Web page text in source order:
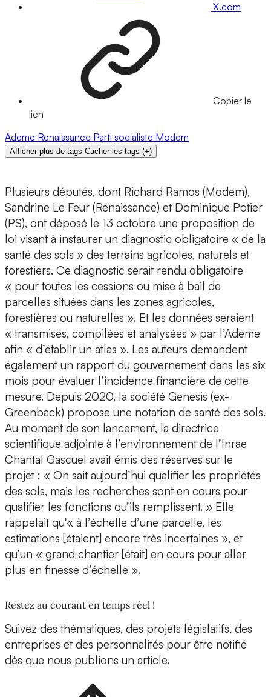
X.com
Copier le
lien
Ademe Renaissance Parti socialiste Modem
Afficher plus de tags Cacher les tags (+)
Plusieurs députés, dont Richard Ramos (Modem),
Sandrine Le Feur (Renaissance) et Dominique Potier
(PS), ont déposé le 13 octobre une proposition de
loi visant à instaurer un diagnostic obligatoire « de la
santé des sols » des terrains agricoles, naturels et
forestiers. Ce diagnostic serait rendu obligatoire
« pour toutes les cessions ou mise à bail de
parcelles situées dans les zones agricoles,
forestières ou naturelles ». Et les données seraient
« transmises, compilées et analysées » par l’Ademe
afin « d’établir un atlas ». Les auteurs demandent
également un rapport du gouvernement dans les six
mois pour évaluer l’incidence financière de cette
mesure. Depuis 2020, la société Genesis (ex-
Greenback) propose une notation de santé des sols.
Au moment de son lancement, la directrice
scientifique adjointe à l’environnement de l’Inrae
Chantal Gascuel avait émis des réserves sur le
projet : « On sait aujourd’hui qualifier les propriétés
des sols, mais les recherches sont en cours pour
qualifier les fonctions qu’ils remplissent. » Elle
rappelait qu'« à l’échelle d’une parcelle, les
estimations [étaient] encore très incertaines », et
qu’un « grand chantier [était] en cours pour aller
plus en finesse d’échelle ».
Restez au courant en temps réel !
Suivez des thématiques, des projets législatifs, des
entreprises et des personnalités pour être notifié
dès que nous publions un article.